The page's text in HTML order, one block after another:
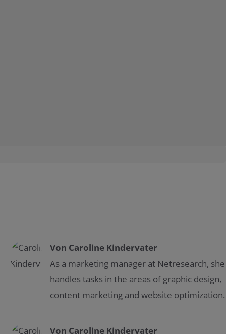
Von Caroline Kindervater
As a marketing manager at Netresearch, she
handles tasks in the areas of graphic design,
content marketing and website optimization.
Von Caroline Kindervater